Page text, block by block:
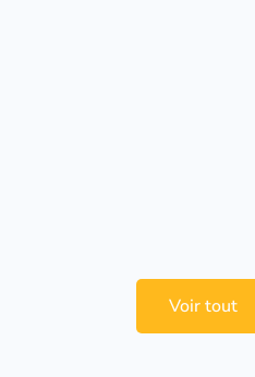
Voir tout